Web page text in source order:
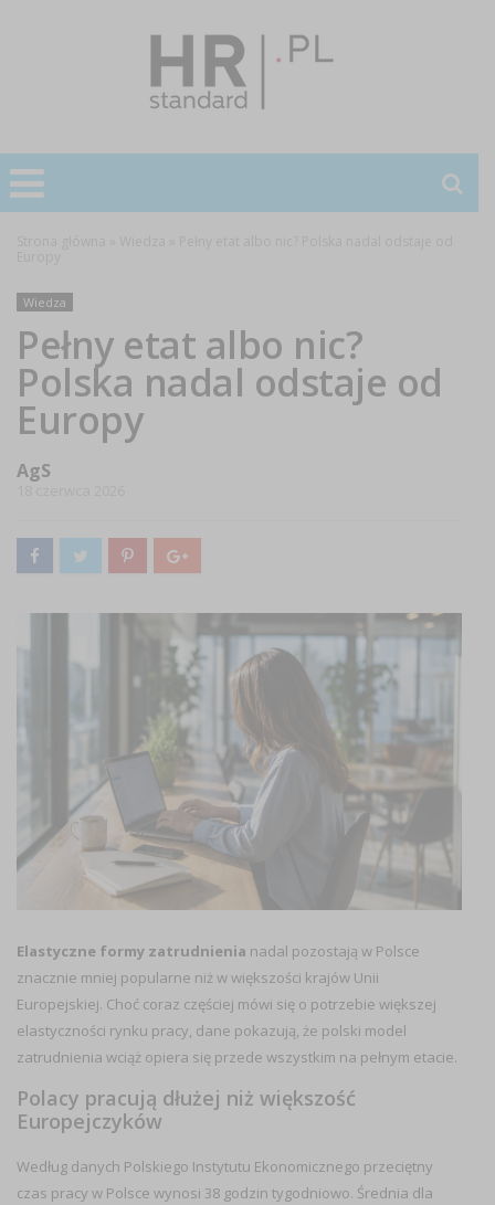
Wiedza
Pełny etat albo nic?
Polska nadal odstaje od
Europy
AgS
Elastyczne formy zatrudnienia nadal pozostają w Polsce
znacznie mniej popularne niż w większości krajów Unii
Europejskiej. Choć coraz częściej mówi się o potrzebie większej
elastyczności rynku pracy, dane pokazują, że polski model
zatrudnienia wciąż opiera się przede wszystkim na pełnym etacie.
Polacy pracują dłużej niż większość
Europejczyków
Według danych Polskiego Instytutu Ekonomicznego przeciętny
czas pracy w Polsce wynosi 38 godzin tygodniowo. Średnia dla